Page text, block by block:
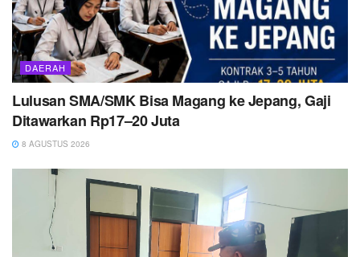
DAERAH
Lulusan SMA/SMK Bisa Magang ke Jepang, Gaji
Ditawarkan Rp17–20 Juta
8 AGUSTUS 2026